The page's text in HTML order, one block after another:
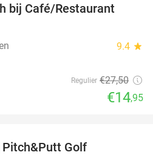
bij Café/Restaurant
9.4 star
Regulier €27,50
€14,95
Golf